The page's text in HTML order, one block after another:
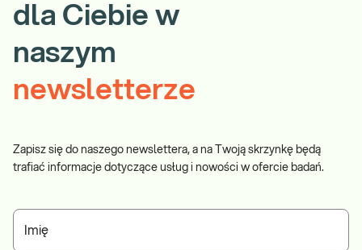
dla Ciebie w
naszym
newsletterze
Zapisz się do naszego newslettera, a na Twoją skrzynkę będą
trafiać informacje dotyczące usług i nowości w ofercie badań.
Imię